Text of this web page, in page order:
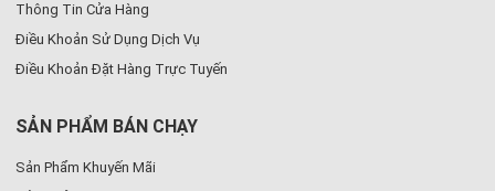
Thông Tin Cửa Hàng
Điều Khoản Sử Dụng Dịch Vụ
Điều Khoản Đặt Hàng Trực Tuyến
SẢN PHẨM BÁN CHẠY
Sản Phẩm Khuyến Mãi